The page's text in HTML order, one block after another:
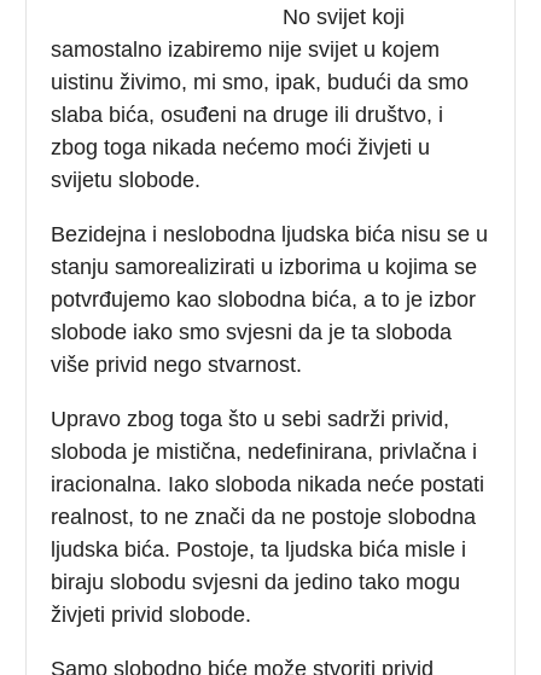
No svijet koji
samostalno izabiremo nije svijet u kojem
uistinu živimo, mi smo, ipak, budući da smo
slaba bića, osuđeni na druge ili društvo, i
zbog toga nikada nećemo moći živjeti u
svijetu slobode.
Bezidejna i neslobodna ljudska bića nisu se u
stanju samorealizirati u izborima u kojima se
potvrđujemo kao slobodna bića, a to je izbor
slobode iako smo svjesni da je ta sloboda
više privid nego stvarnost.
Upravo zbog toga što u sebi sadrži privid,
sloboda je mistična, nedefinirana, privlačna i
iracionalna. Iako sloboda nikada neće postati
realnost, to ne znači da ne postoje slobodna
ljudska bića. Postoje, ta ljudska bića misle i
biraju slobodu svjesni da jedino tako mogu
živjeti privid slobode.
Samo slobodno biće može stvoriti privid